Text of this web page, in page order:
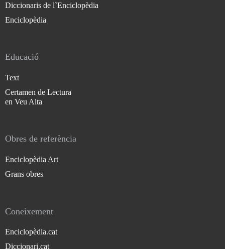
Diccionaris de l`Enciclopèdia
Enciclopèdia
Educació
Text
Certamen de Lectura
en Veu Alta
Obres de referència
Enciclopèdia Art
Grans obres
Coneixement
Enciclopèdia.cat
Diccionari.cat